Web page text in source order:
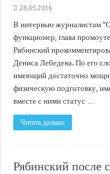
28.05.2016
В интервью журналистам
функционер, глава
Рябинский
Дениса Лебедева. По его
имеющий достаточно
физическую подготовку,
вместе с ними статус …
Читать дальше
Рябинский после